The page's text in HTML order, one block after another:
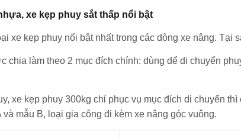
xe kẹp phuy sắt thấp nổi bật
xe kẹp phuy nổi bật nhất trong các dòng xe nâng. Tại
chia làm theo 2 mục đích chính: dùng dể di chuyển
xe kẹp phuy 300kg chỉ phục vụ mục đích di chuyển
và mẫu B, loại gia công đi kèm xe nâng góc vuông.